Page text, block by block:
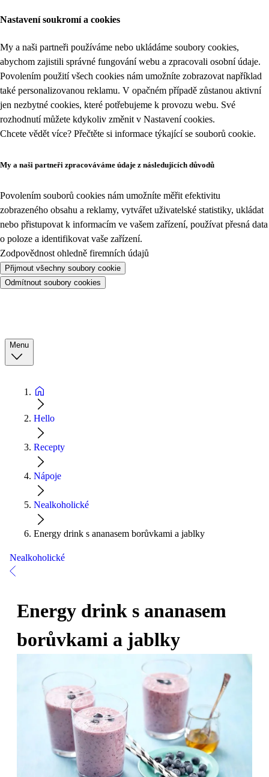
Nastavení soukromí a cookies
My a naši partneři používáme nebo ukládáme soubory cookies,
abychom zajistili správné fungování webu a zpracovali osobní údaje.
Povolením použití všech cookies nám umožníte zobrazovat například
také personalizovanou reklamu. V opačném případě zůstanou aktivní
jen nezbytné cookies, které potřebujeme k provozu webu. Své
rozhodnutí můžete kdykoliv změnit v Nastavení cookies.
Chcete vědět více? Přečtěte si informace týkající se souborů cookie.
My a naši partneři zpracováváme údaje z následujících důvodů
Povolením souborů cookies nám umožníte měřit efektivitu
zobrazeného obsahu a reklamy, vytvářet uživatelské statistiky, ukládat
nebo přistupovat k informacím ve vašem zařízení, používat přesná data
o poloze a identifikovat vaše zařízení.
Zodpovědnost ohledně firemních údajů
Přijmout všechny soubory cookie
Odmítnout soubory cookies
Menu
Hello
Recepty
Nápoje
Nealkoholické
Energy drink s ananasem borůvkami a jablky
Nealkoholické
Energy drink s ananasem
borůvkami a jablky